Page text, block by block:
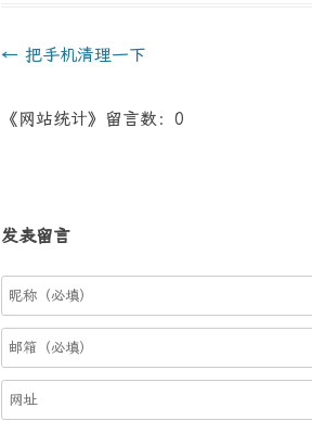
文
導
← 把手机清理一下
《网站统计》留言数：0
发表留言